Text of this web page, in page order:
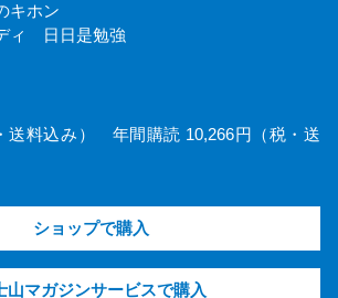
キホン
ィ 日日是勉強
送料込み） 年間購読 10,266円（税・送
ショップで購入
山マガジンサービスで購入